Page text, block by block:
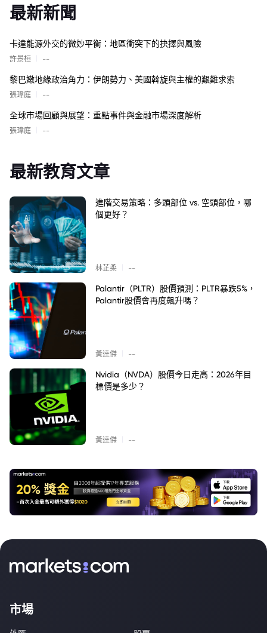
最新新聞
卡達能源外交的微妙平衡：地區衝突下的抉擇與風險
許景桓 --
黎巴嫩地緣政治角力：伊朗勢力、美國斡旋與主權的艱難求索
張瑋庭 --
全球市場回顧與展望：重點事件與金融市場深度解析
張瑋庭 --
最新教育文章
進階交易策略：多頭部位 vs. 空頭部位，哪
個更好？
林芷柔 --
Palantir（PLTR）股價預測：PLTR暴跌5%，
Palantir股價會再度飆升嗎？
黃達傑 --
Nvidia（NVDA）股價今日走高：2026年目
標價是多少？
黃達傑 --
市場